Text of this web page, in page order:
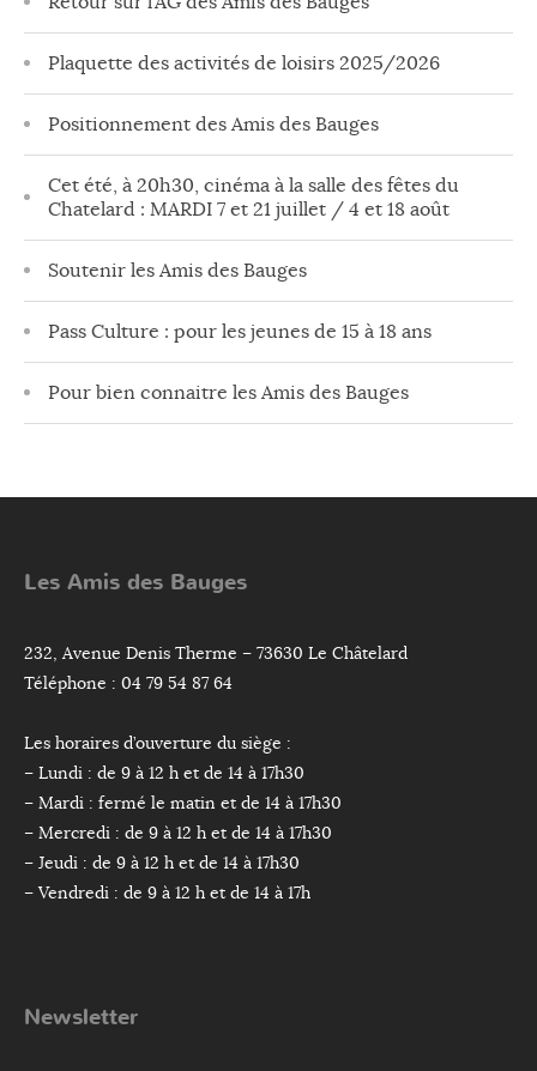
Plaquette des activités de loisirs 2025/2026
Positionnement des Amis des Bauges
Cet été, à 20h30, cinéma à la salle des fêtes du
Chatelard : MARDI 7 et 21 juillet / 4 et 18 août
Soutenir les Amis des Bauges
Pass Culture : pour les jeunes de 15 à 18 ans
Pour bien connaitre les Amis des Bauges
Les Amis des Bauges
232, Avenue Denis Therme – 73630 Le Châtelard
Téléphone : 04 79 54 87 64
Les horaires d’ouverture du siège :
– Lundi : de 9 à 12 h et de 14 à 17h30
– Mardi : fermé le matin et de 14 à 17h30
– Mercredi : de 9 à 12 h et de 14 à 17h30
– Jeudi : de 9 à 12 h et de 14 à 17h30
– Vendredi : de 9 à 12 h et de 14 à 17h
Newsletter